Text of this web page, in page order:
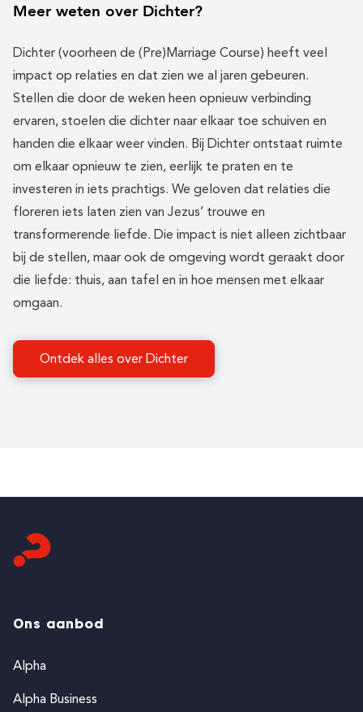
Meer weten over Dichter?
Dichter (voorheen de (Pre)Marriage Course) heeft veel
impact op relaties en dat zien we al jaren gebeuren.
Stellen die door de weken heen opnieuw verbinding
ervaren, stoelen die dichter naar elkaar toe schuiven en
handen die elkaar weer vinden. Bij Dichter ontstaat ruimte
om elkaar opnieuw te zien, eerlijk te praten en te
investeren in iets prachtigs. We geloven dat relaties die
floreren iets laten zien van Jezus’ trouwe en
transformerende liefde. Die impact is niet alleen zichtbaar
bij de stellen, maar ook de omgeving wordt geraakt door
die liefde: thuis, aan tafel en in hoe mensen met elkaar
omgaan.
Ontdek alles over Dichter
Ons aanbod
Alpha
Alpha Business